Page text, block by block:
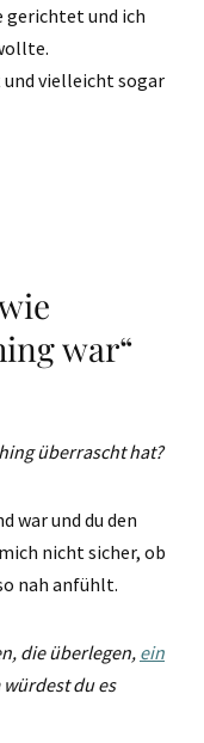
gerichtet und ich
vielleicht sogar
war“
überrascht hat?
war und du den
nicht sicher, ob
nah anfühlt.
die überlegen,ein
du es